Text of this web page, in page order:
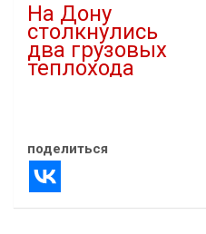
На Дону
столкнулись
два грузовых
теплохода
поделиться